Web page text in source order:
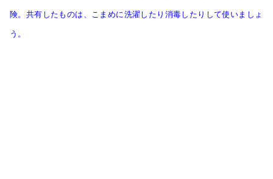
険。共有したものは、こまめに洗濯したり消毒したりして使いましょ
う。